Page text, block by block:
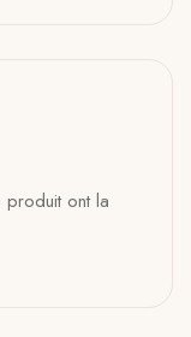
produit ont la